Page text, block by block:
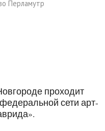
Перламутр
проходит
сети арт-